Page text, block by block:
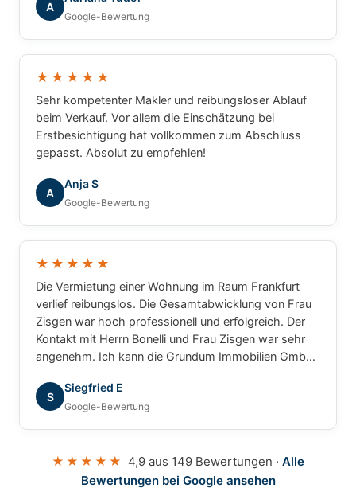
A
Google-Bewertung
★★★★★
Sehr kompetenter Makler und reibungsloser Ablauf
beim Verkauf. Vor allem die Einschätzung bei
Erstbesichtigung hat vollkommen zum Abschluss
gepasst. Absolut zu empfehlen!
A
Anja S
Google-Bewertung
★★★★★
Die Vermietung einer Wohnung im Raum Frankfurt
verlief reibungslos. Die Gesamtabwicklung von Frau
Zisgen war hoch professionell und erfolgreich. Der
Kontakt mit Herrn Bonelli und Frau Zisgen war sehr
angenehm. Ich kann die Grundum Immobilien GmbH
S
Siegfried E
Google-Bewertung
★★★★★ 4,9 aus 149 Bewertungen · Alle
Bewertungen bei Google ansehen